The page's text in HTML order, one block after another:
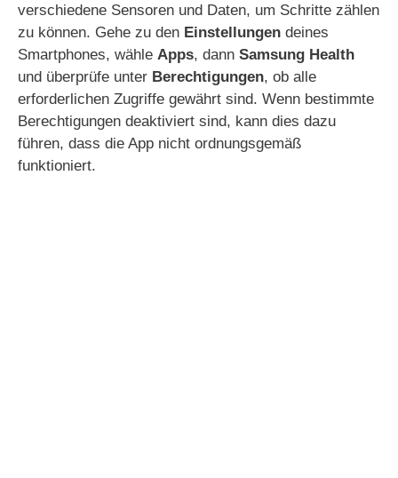
verschiedene Sensoren und Daten, um Schritte zählen
zu können. Gehe zu den Einstellungen deines
Smartphones, wähle Apps, dann Samsung Health
und überprüfe unter Berechtigungen, ob alle
erforderlichen Zugriffe gewährt sind. Wenn bestimmte
Berechtigungen deaktiviert sind, kann dies dazu
führen, dass die App nicht ordnungsgemäß
funktioniert.